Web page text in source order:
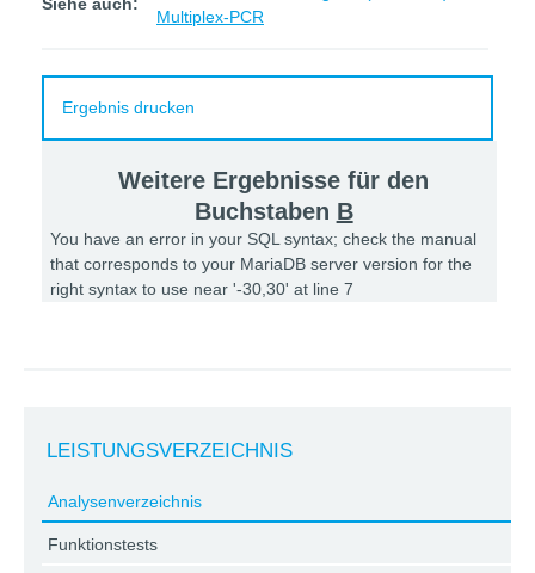
Multiplex-PCR
Ergebnis drucken
Weitere Ergebnisse für den
Buchstaben B
You have an error in your SQL syntax; check the manual
that corresponds to your MariaDB server version for the
right syntax to use near '-30,30' at line 7
LEISTUNGSVERZEICHNIS
Analysenverzeichnis
Funktionstests